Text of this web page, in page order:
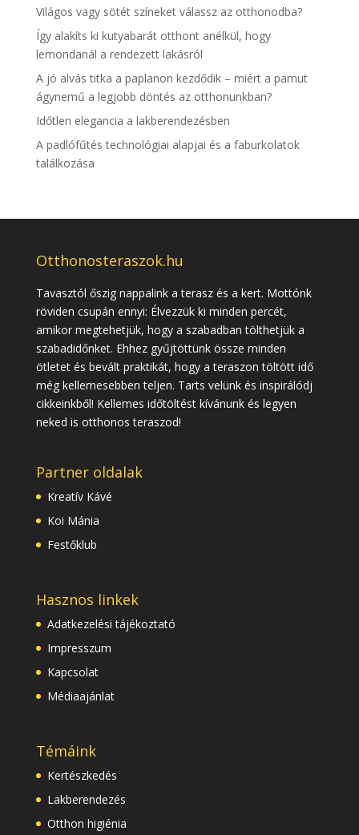
Világos vagy sötét színeket válassz az otthonodba?
Így alakíts ki kutyabarát otthont anélkül, hogy
lemondanál a rendezett lakásról
A jó alvás titka a paplanon kezdődik – miért a pamut
ágynemű a legjobb döntés az otthonunkban?
Időtlen elegancia a lakberendezésben
A padlófűtés technológiai alapjai és a faburkolatok
találkozása
Otthonosteraszok.hu
Tavasztól őszig nappalink a terasz és a kert. Mottónk
röviden csupán ennyi: Élvezzük ki minden percét,
amikor megtehetjük, hogy a szabadban tölthetjük a
szabadidőnket. Ehhez gyűjtöttünk össze minden
ötletet és bevált praktikát, hogy a teraszon töltött idő
még kellemesebben teljen. Tarts velünk és inspirálódj
cikkeinkből! Kellemes időtöltést kívánunk és legyen
neked is otthonos teraszod!
Partner oldalak
Kreatív Kávé
Koi Mánia
Festőklub
Hasznos linkek
Adatkezelési tájékoztató
Impresszum
Kapcsolat
Médiaajánlat
Témáink
Kertészkedés
Lakberendezés
Otthon higiénia